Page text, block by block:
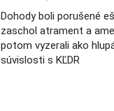
Dohody boli porušené
zaschol atrament a
potom vyzerali ako
súvislosti s KĽDR